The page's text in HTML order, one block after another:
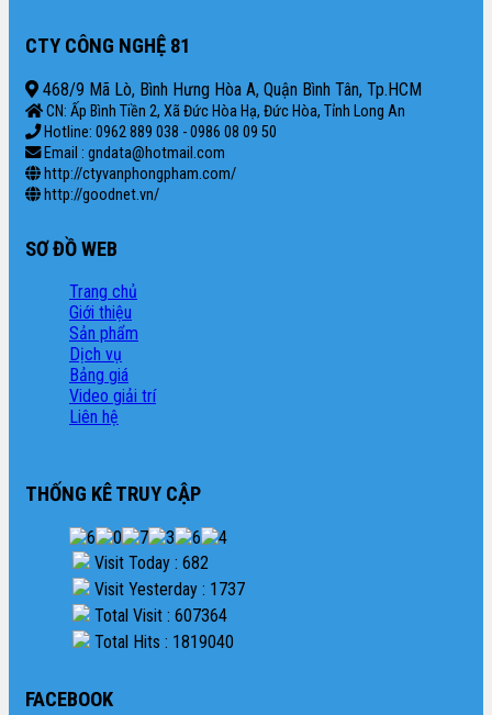
CTY CÔNG NGHỆ 81
468/9 Mã Lò, Bình Hưng Hòa A, Quận Bình Tân, Tp.HCM
CN: Ấp Bình Tiền 2, Xã Đức Hòa Hạ, Đức Hòa, Tỉnh Long An
Hotline: 0962 889 038 - 0986 08 09 50
Email : gndata@hotmail.com
http://ctyvanphongpham.com/
http://goodnet.vn/
SƠ ĐỒ WEB
Trang chủ
Giới thiệu
Sản phẩm
Dịch vụ
Bảng giá
Video giải trí
Liên hệ
THỐNG KÊ TRUY CẬP
Visit Today : 682
Visit Yesterday : 1737
Total Visit : 607364
Total Hits : 1819040
FACEBOOK